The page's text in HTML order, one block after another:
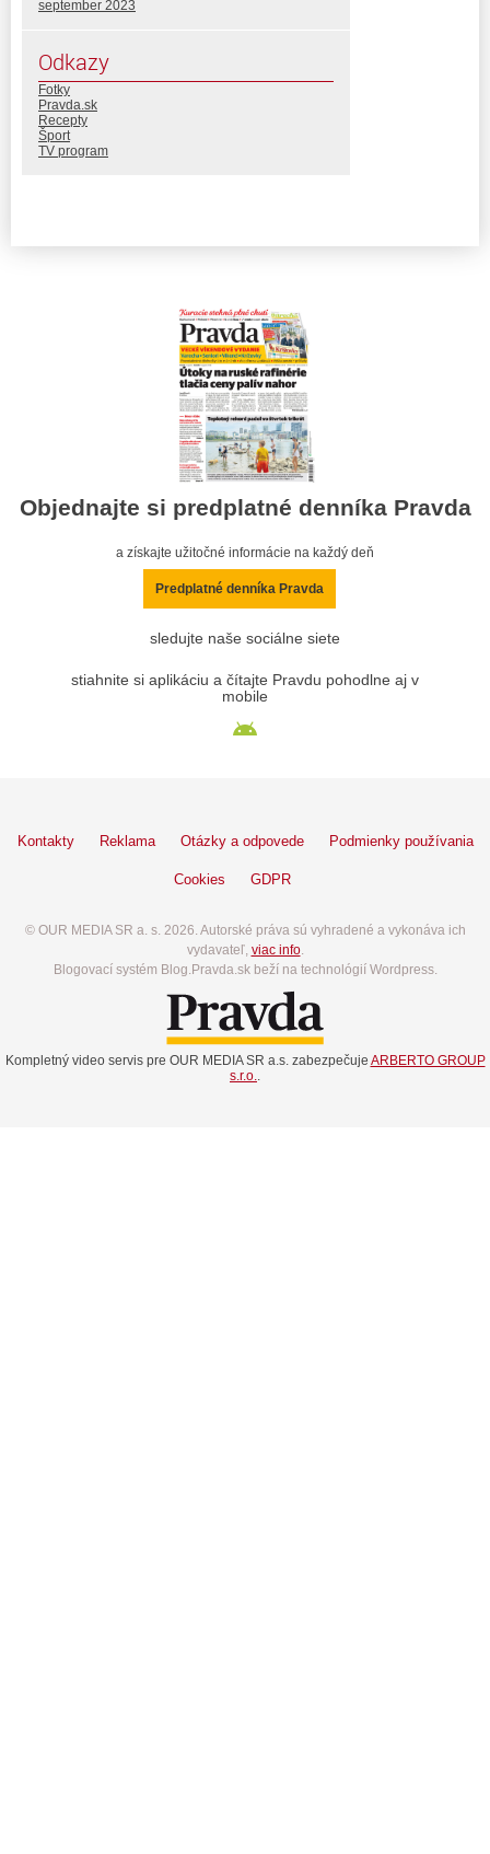
september 2023
Odkazy
Fotky
Pravda.sk
Recepty
Šport
TV program
Objednajte si predplatné denníka Pravda
a získajte užitočné informácie na každý deň
Predplatné denníka Pravda
sledujte naše sociálne siete
stiahnite si aplikáciu a čítajte Pravdu pohodlne aj v
mobile
Kontakty Reklama Otázky a odpovede Podmienky používania
Cookies GDPR
© OUR MEDIA SR a. s. 2026. Autorské práva sú vyhradené a vykonáva ich
vydavateľ, viac info.
Blogovací systém Blog.Pravda.sk beží na technológií Wordpress.
Kompletný video servis pre OUR MEDIA SR a.s. zabezpečuje ARBERTO GROUP
s.r.o..